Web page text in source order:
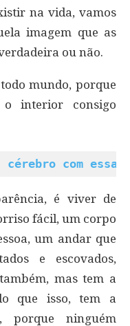
na vida, vamos
imagem que as
ou não.
mundo, porque
interior consigo
cérebro com
é viver de
fácil, um corpo
um andar que
e escovados,
mas tem a
que isso, tem a
porque ninguém